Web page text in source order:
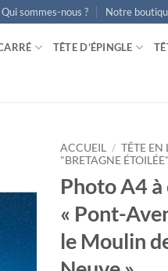
Qui sommes-nous ? Notre
TÊTE D’ÉPINGLE
ACCUEIL / TÊTE EN
"BRETAGNE ÉTOILÉE"
Photo A4
« Pont-
le Moulin